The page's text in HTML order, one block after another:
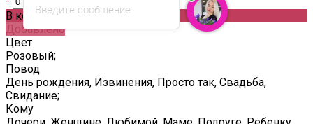
В корзину
Добавлено
Цвет
Розовый;
Повод
День рождения, Извинения, Просто так, Свадьба,
Свидание;
Кому
Введите сообщение